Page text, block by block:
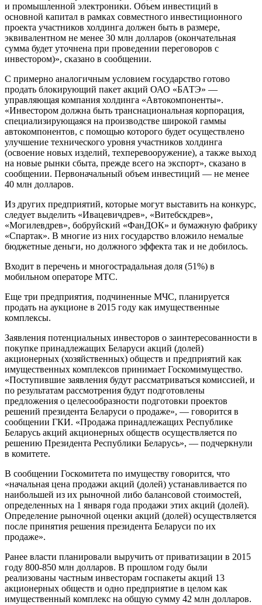
и промышленной электроники. Объем инвестиций в
основной капитал в рамках совместного инвестиционного
проекта участников холдинга должен быть в размере,
эквивалентном не менее 30 млн долларов (окончательная
сумма будет уточнена при проведении переговоров с
инвестором)», сказано в сообщении.
С примерно аналогичным условием государство готово
продать блокирующий пакет акций ОАО «БАТЭ» —
управляющая компания холдинга «Автокомпоненты».
«Инвестором должна быть транснациональная корпорация,
специализирующаяся на производстве широкой гаммы
автокомпонентов, с помощью которого будет осуществлено
улучшение технического уровня участников холдинга
(освоение новых изделий, техперевооружение), а также выход
на новые рынки сбыта, прежде всего на экспорт», сказано в
сообщении. Первоначальный объем инвестиций — не менее
40 млн долларов.
Из других предприятий, которые могут выставить на конкурс,
следует выделить «Ивацевичдрев», «Витебскдрев»,
«Могилевдрев», бобруйский «ФанДОК» и бумажную фабрику
«Спартак». В многие из них государство вложило немалые
бюджетные деньги, но должного эффекта так и не добилось.
Входит в перечень и многострадальная доля (51%) в
мобильном операторе МТС.
Еще три предприятия, подчиненные МЧС, планируется
продать на аукционе в 2015 году как имущественные
комплексы.
Заявления потенциальных инвесторов о заинтересованности в
покупке принадлежащих Беларуси акций (долей)
акционерных (хозяйственных) обществ и предприятий как
имущественных комплексов принимает Госкомимущество.
«Поступившие заявления будут рассматриваться комиссией, и
по результатам рассмотрения будут подготовлены
предложения о целесообразности подготовки проектов
решений президента Беларуси о продаже», — говорится в
сообщении ГКИ. «Продажа принадлежащих Республике
Беларусь акций акционерных обществ осуществляется по
решению Президента Республики Беларусь», — подчеркнули
в комитете.
В сообщении Госкомитета по имуществу говорится, что
«начальная цена продажи акций (долей) устанавливается по
наибольшей из их рыночной либо балансовой стоимостей,
определенных на 1 января года продажи этих акций (долей).
Определение рыночной оценки акций (долей) осуществляется
после принятия решения президента Беларуси по их
продаже».
Ранее власти планировали выручить от приватизации в 2015
году 800-850 млн долларов. В прошлом году были
реализованы частным инвесторам госпакеты акций 13
акционерных обществ и одно предприятие в целом как
имущественный комплекс на общую сумму 42 млн долларов.